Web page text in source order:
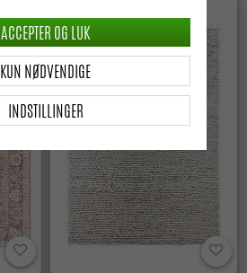
INDSTILLINGER
KUN NØDVENDIGE
ACCEPTER OG LUK